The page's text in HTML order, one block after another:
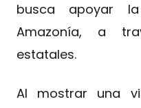
busca apoyar
Amazonía, a
estatales.
Al mostrar una